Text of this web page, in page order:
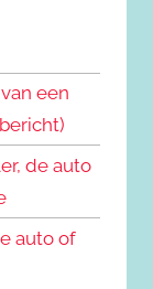
een
de auto
auto of